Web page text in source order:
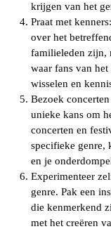
krijgen van het
Praat met
over het
familieleden zijn,
waar fans van
wisselen en
Bezoek
unieke kans om
concerten en
specifieke genre,
en je
Experimenteer
genre. Pak een
die kenmerkend
met het creëren